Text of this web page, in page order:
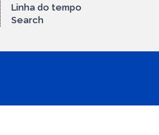
Linha do tempo
Search